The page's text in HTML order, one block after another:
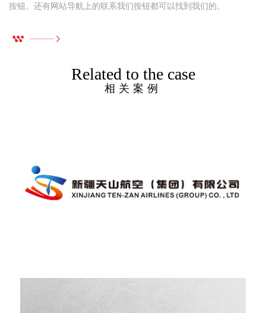
按钮。还有网站导航上的联系我们按钮都可以找到我们的。
Related to the case
相关案例